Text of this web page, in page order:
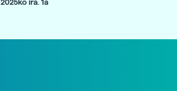
2025ko ira. 1a